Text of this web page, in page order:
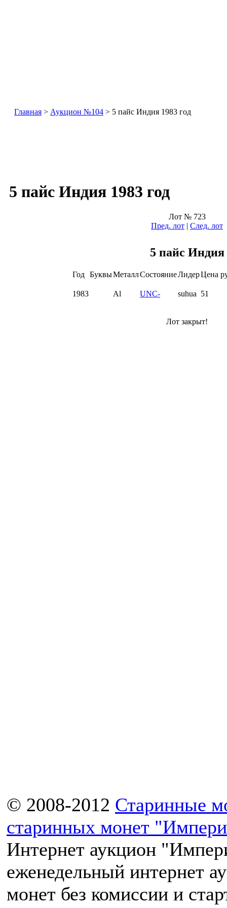
Главная > Аукцион №104 > 5 пайс Индия 1983 год
5 пайс Индия 1983 год
Лот № 723
Пред. лот | След. лот
5 пайс Индия
Год БуквыМеталлСостояниеЛидерЦена
1983 Al UNC- suhua 51
Лот закрыт!
© 2008-2012 Старинные
старинных монет
Интернет аукцион
еженедельный интернет
монет без комиссии и